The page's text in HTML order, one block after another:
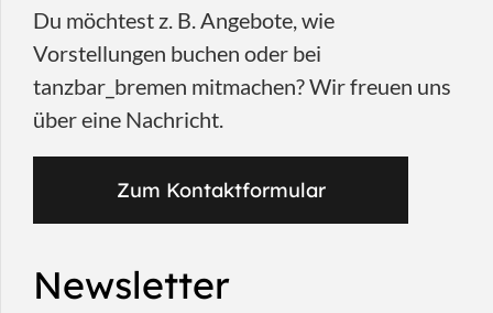
Du möchtest z. B. Angebote, wie
Vorstellungen buchen oder bei
tanzbar_bremen mitmachen? Wir freuen uns
über eine Nachricht.
Zum Kontaktformular
Newsletter